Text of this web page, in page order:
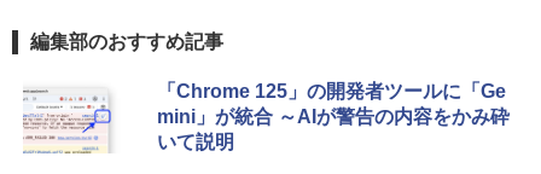
編集部のおすすめ記事
「Chrome 125」の開発者ツールに「Ge
mini」が統合 ～AIが警告の内容をかみ砕
いて説明